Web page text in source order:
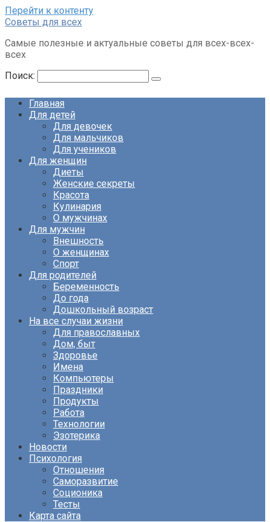
Перейти к контенту
Советы для всех
Самые полезные и актуальные советы для всех-всех-
всех
Поиск:
Главная
Для детей
Для девочек
Для мальчиков
Для учеников
Для женщин
Диеты
Женские секреты
Красота
Кулинария
О мужчинах
Для мужчин
Внешность
О женщинах
Спорт
Для родителей
Беременность
До года
Дошкольный возраст
На все случаи жизни
Для православных
Дом, быт
Здоровье
Имена
Компьютеры
Праздники
Продукты
Работа
Технологии
Эзотерика
Новости
Психология
Отношения
Саморазвитие
Соционика
Тесты
Карта сайта